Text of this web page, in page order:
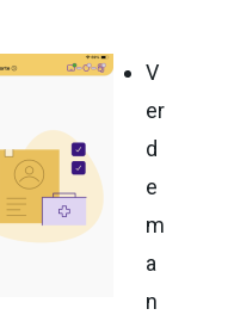
V
er
d
e
m
a
n